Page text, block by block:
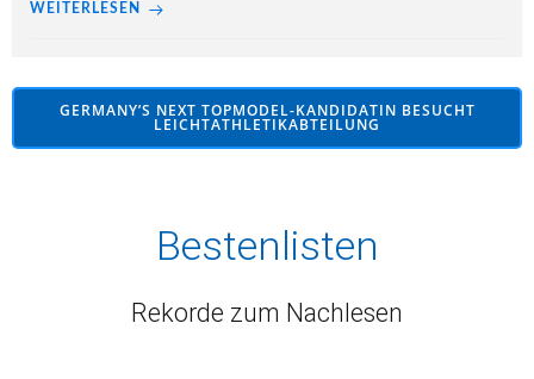
WEITERLESEN
GERMANY’S NEXT TOPMODEL-KANDIDATIN BESUCHT
LEICHTATHLETIKABTEILUNG
Bestenlisten
Rekorde zum Nachlesen